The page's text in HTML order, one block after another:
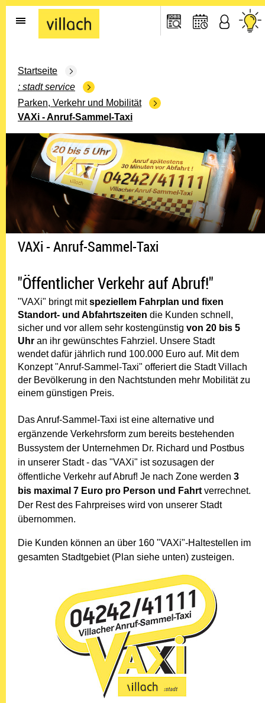
Gehe zur Startseite
Startseite
stadt service
Parken, Verkehr und Mobilität
VAXi - Anruf-Sammel-Taxi
VAXi - Anruf-Sammel-Taxi
"Öffentlicher Verkehr auf Abruf!"
"VAXi" bringt mitspeziellem Fahrplan und fixen
Standort- und Abfahrtszeiten die Kunden schnell,
sicher und vor allem sehr kostengünstig von 20 bis 5
Uhr an ihr gewünschtes Fahrziel. Unsere Stadt
wendet dafür jährlich rund 100.000 Euro auf. Mit dem
Konzept "Anruf-Sammel-Taxi" offeriert die Stadt Villach
der Bevölkerung in den Nachtstunden mehr Mobilität zu
einem günstigen Preis.
Das Anruf-Sammel-Taxi ist eine alternative und
ergänzende Verkehrsform zum bereits bestehenden
Bussystem der Unternehmen Dr. Richard und Postbus
in unserer Stadt - das "VAXi" ist sozusagen der
öffentliche Verkehr auf Abruf! Je nach Zone werden 3
bis maximal 7 Euro pro Person und Fahrt verrechnet.
Der Rest des Fahrpreises wird von unserer Stadt
übernommen.
Die Kunden können an über 160 "VAXi"-Haltestellen im
gesamten Stadtgebiet (Plan siehe unten) zusteigen.